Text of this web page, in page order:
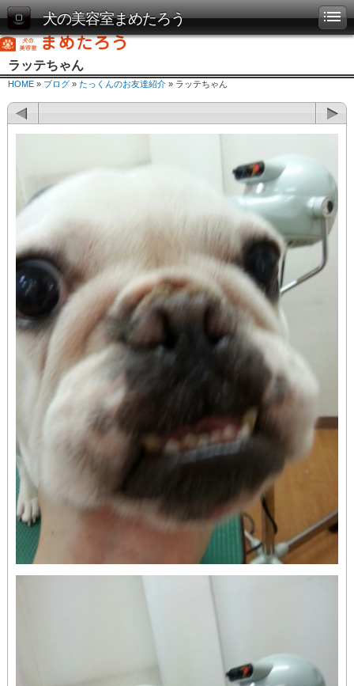
犬の美容室まめたろう
ラッテちゃん
HOME » ブログ » たっくんのお友達紹介 » ラッテちゃん